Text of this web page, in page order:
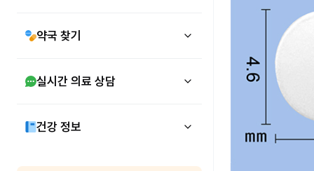
약국 찾기
실시간 의료 상담
건강 정보